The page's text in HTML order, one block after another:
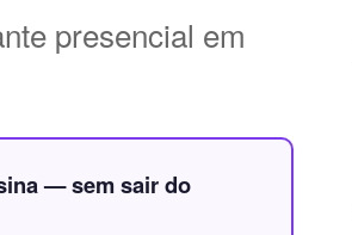
presencial em
— sem sair do